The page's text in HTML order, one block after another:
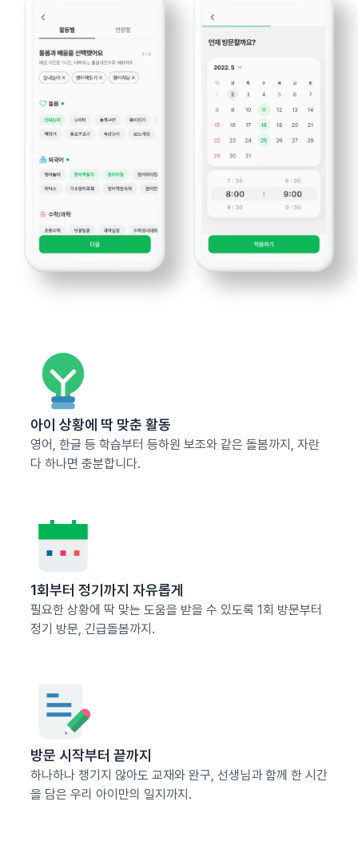
아이 상황에 딱 맞춘 활동
영어, 한글 등 학습부터 등하원 보조와 같은 돌봄까지, 자란
다 하나면 충분합니다.
1회부터 정기까지 자유롭게
필요한 상황에 딱 맞는 도움을 받을 수 있도록 1회 방문부터
정기 방문, 긴급돌봄까지.
방문 시작부터 끝까지
하나하나 챙기지 않아도 교재와 완구, 선생님과 함께 한 시간
을 담은 우리 아이만의 일지까지.